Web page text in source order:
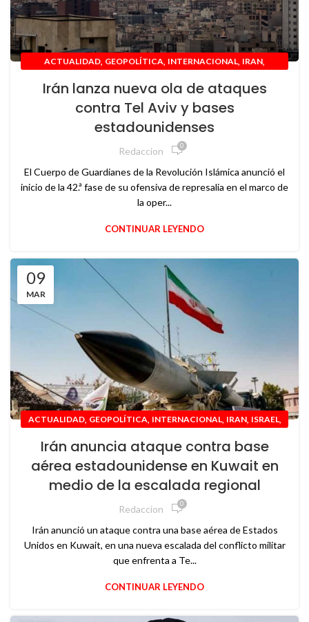
ACTUALIDAD, GEOPOLÍTICA, INTERNACIONAL, IRAN,
Irán lanza nueva ola de ataques
contra Tel Aviv y bases
estadounidenses
Redaccion 0
El Cuerpo de Guardianes de la Revolución Islámica anunció el
inicio de la 42.ª fase de su ofensiva de represalia en el marco de
la oper...
CONTINUAR LEYENDO
09
MAR
ACTUALIDAD, GEOPOLÍTICA, INTERNACIONAL, IRAN, ISRAEL,
Irán anuncia ataque contra base
aérea estadounidense en Kuwait en
medio de la escalada regional
Redaccion 0
Irán anunció un ataque contra una base aérea de Estados
Unidos en Kuwait, en una nueva escalada del conflicto militar
que enfrenta a Te...
CONTINUAR LEYENDO